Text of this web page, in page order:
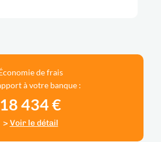
de frais
à votre banque :
18 434€
> Voir le détail